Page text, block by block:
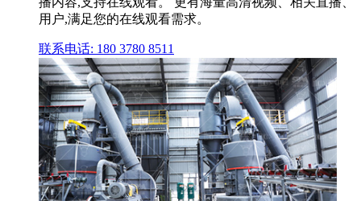
用户,满足您的在线观看需求。
联系电话: 180 3780 8511